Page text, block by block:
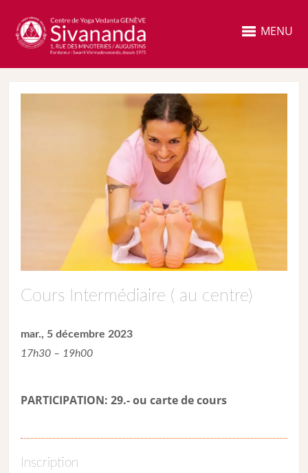
MENU
Cours Intermédiaire ( au centre)
mar., 5 décembre 2023
17h30 – 19h00
PARTICIPATION: 29.- ou carte de cours
Inscription